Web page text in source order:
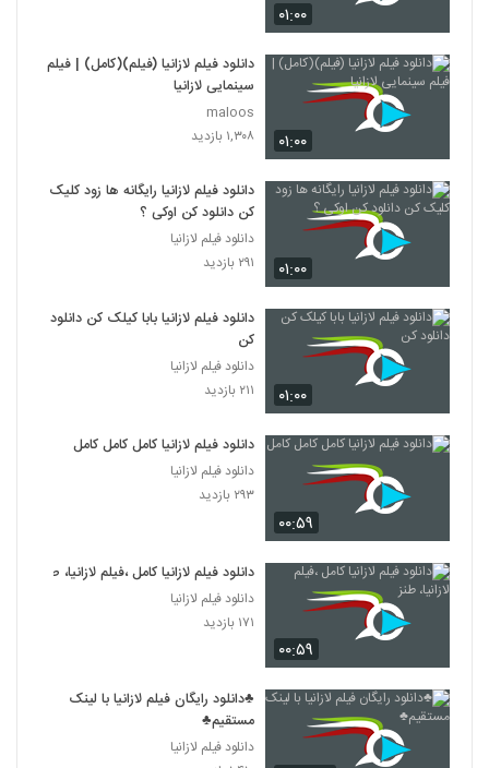
۰۱:۰۰
۰۱:۰۰
دانلود فیلم لازانیا (فیلم)(کامل) | فیلم
سینمایی لازانیا
maloos
۱,۳۰۸ بازدید
۰۱:۰۰
دانلود فیلم لازانیا رایگانه ها زود کلیک
کن دانلود کن اوکی ؟
دانلود فیلم لازانیا
۲۹۱ بازدید
۰۱:۰۰
دانلود فیلم لازانیا بابا کیلک کن دانلود
کن
دانلود فیلم لازانیا
۲۱۱ بازدید
۰۰:۵۹
دانلود فیلم لازانیا کامل کامل کامل
دانلود فیلم لازانیا
۲۹۳ بازدید
۰۰:۵۹
دانلود فیلم لازانیا کامل ،فیلم لازانیا، طنز
دانلود فیلم لازانیا
۱۷۱ بازدید
♣دانلود رایگان فیلم لازانیا با لینک
مستقیم♣
دانلود فیلم لازانیا